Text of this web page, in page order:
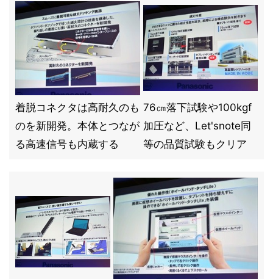
着脱コネクタは高耐久のも
のを新開発。本体とつなが
る高速信号も内蔵する
76㎝落下試験や100kgf
加圧など、Let'snote同
等の品質試験もクリア